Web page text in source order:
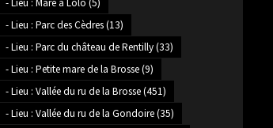
- Lieu : Mare à Lolo (5)
- Lieu : Parc des Cèdres(13)
- Lieu : Parc du château de Rentilly(33)
- Lieu : Petite mare de la Brosse(9)
- Lieu : Vallée du ru de la Brosse(451)
- Lieu : Vallée du ru de la Gondoire(35)